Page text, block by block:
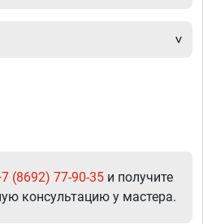
(8692) 77-90-35 и получите
консультацию у мастера.